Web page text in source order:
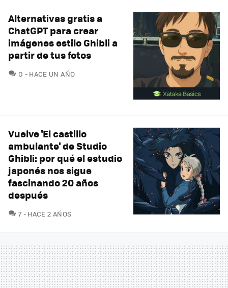
Alternativas gratis a
ChatGPT para crear
imágenes estilo Ghibli a
partir de tus fotos
0 COMENTARIOS
HACE UN AÑO
Vuelve 'El castillo
ambulante' de Studio
Ghibli: por qué el estudio
japonés nos sigue
fascinando 20 años
después
7COMENTARIOS
HACE 2 AÑOS